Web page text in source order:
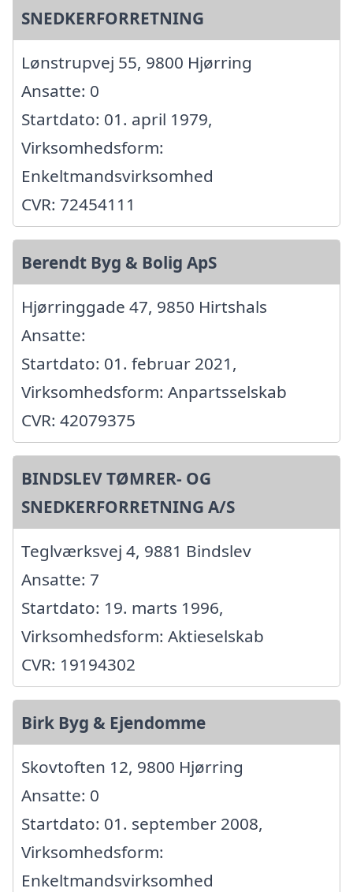
SNEDKERFORRETNING
Lønstrupvej 55, 9800 Hjørring
Ansatte: 0
Startdato: 01. april 1979,
Virksomhedsform:
Enkeltmandsvirksomhed
CVR: 72454111
Berendt Byg & Bolig ApS
Hjørringgade 47, 9850 Hirtshals
Ansatte:
Startdato: 01. februar 2021,
Virksomhedsform: Anpartsselskab
CVR: 42079375
BINDSLEV TØMRER- OG
SNEDKERFORRETNING A/S
Teglværksvej 4, 9881 Bindslev
Ansatte: 7
Startdato: 19. marts 1996,
Virksomhedsform: Aktieselskab
CVR: 19194302
Birk Byg & Ejendomme
Skovtoften 12, 9800 Hjørring
Ansatte: 0
Startdato: 01. september 2008,
Virksomhedsform:
Enkeltmandsvirksomhed